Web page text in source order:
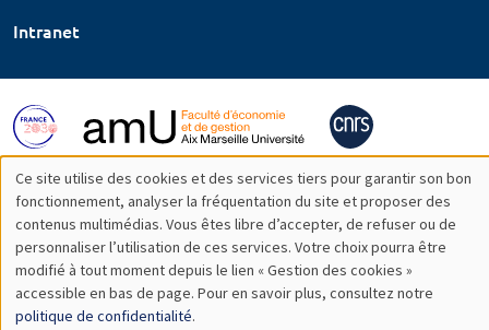
Intranet
Utilisation
des
données
personnelles
Ce site utilise des cookies et des services tiers pour garantir son bon
fonctionnement, analyser la fréquentation du site et proposer des
contenus multimédias. Vous êtes libre d’accepter, de refuser ou de
personnaliser l’utilisation de ces services. Votre choix pourra être
modifié à tout moment depuis le lien « Gestion des cookies »
accessible en bas de page. Pour en savoir plus, consultez notre
politique de confidentialité.